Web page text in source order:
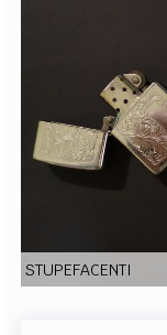
FOTOGRAFI
STUPEFACENTI